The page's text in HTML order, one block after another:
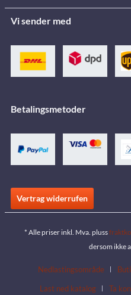
Vi sender med
Betalingsmetoder
Vertrag widerrufen
* Alle priser inkl. Mva. pluss
dersom ikke
Nedlastingsområde
Last ned katalog
Ta